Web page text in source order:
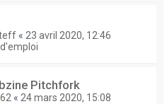
« 23 avril 2020, 12:46
Pitchfork
« 24 mars 2020, 15:08